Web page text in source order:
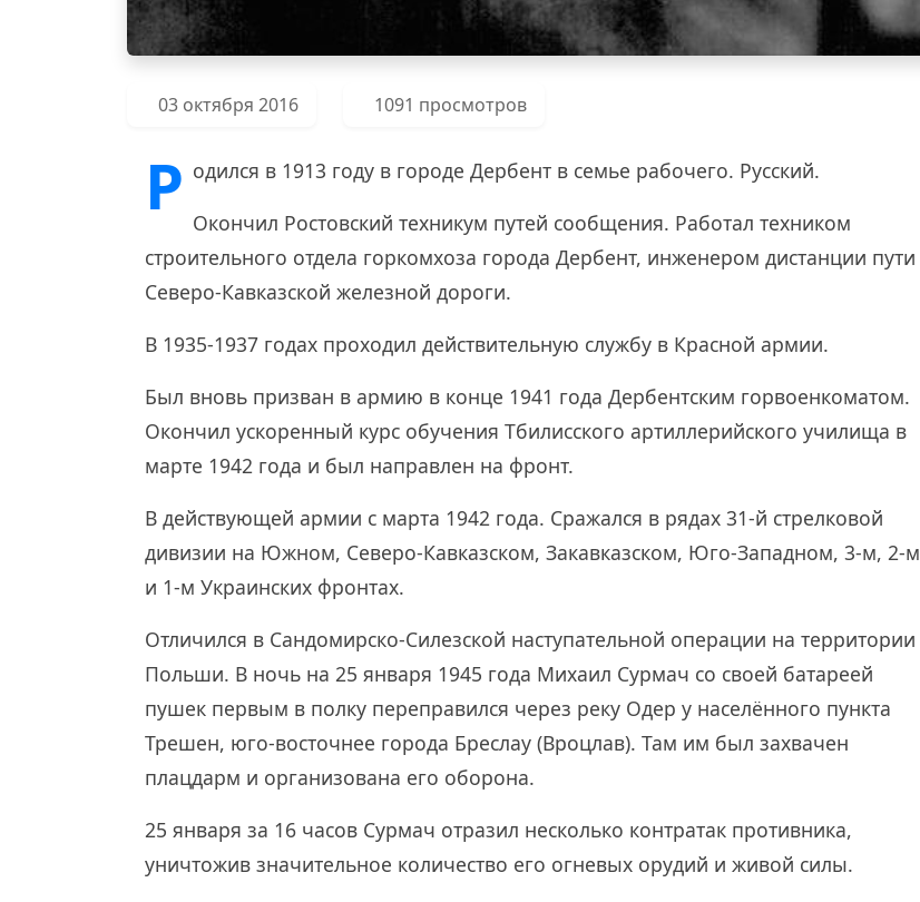
03 октября 2016 1091 просмотров
Р одился в 1913 году в городе Дербент в семье рабочего. Русский.
Окончил Ростовский техникум путей сообщения. Работал техником
строительного отдела горкомхоза города Дербент, инженером дистанции пути
Северо-Кавказской железной дороги.
В 1935-1937 годах проходил действительную службу в Красной армии.
Был вновь призван в армию в конце 1941 года Дербентским горвоенкоматом.
Окончил ускоренный курс обучения Тбилисского артиллерийского училища в
марте 1942 года и был направлен на фронт.
В действующей армии с марта 1942 года. Сражался в рядах 31-й стрелковой
дивизии на Южном, Северо-Кавказском, Закавказском, Юго-Западном, 3-м, 2-м
и 1-м Украинских фронтах.
Отличился в Сандомирско-Силезской наступательной операции на территории
Польши. В ночь на 25 января 1945 года Михаил Сурмач со своей батареей
пушек первым в полку переправился через реку Одер у населённого пункта
Трешен, юго-восточнее города Бреслау (Вроцлав). Там им был захвачен
плацдарм и организована его оборона.
25 января за 16 часов Сурмач отразил несколько контратак противника,
уничтожив значительное количество его огневых орудий и живой силы.